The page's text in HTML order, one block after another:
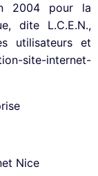
2004 pour la
dite L.C.E.N.,
utilisateurs et
site-internet-
Nice